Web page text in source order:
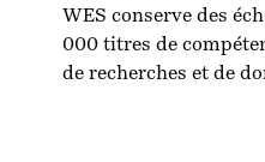
WES conserve des
000 titres de
de recherches et de